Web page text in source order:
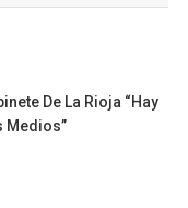
De La Rioja “Hay
Medios”